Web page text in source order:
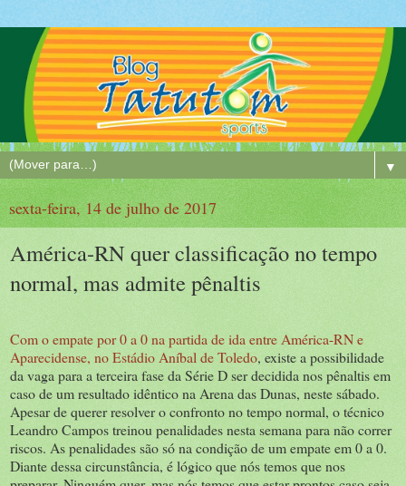
▼
sexta-feira, 14 de julho de 2017
América-RN quer classificação no tempo
normal, mas admite pênaltis
Com o empate por 0 a 0 na partida de ida entre América-RN e
Aparecidense, no Estádio Aníbal de Toledo, existe a possibilidade
da vaga para a terceira fase da Série D ser decidida nos pênaltis em
caso de um resultado idêntico na Arena das Dunas, neste sábado.
Apesar de querer resolver o confronto no tempo normal, o técnico
Leandro Campos treinou penalidades nesta semana para não correr
riscos. As penalidades são só na condição de um empate em 0 a 0.
Diante dessa circunstância, é lógico que nós temos que nos